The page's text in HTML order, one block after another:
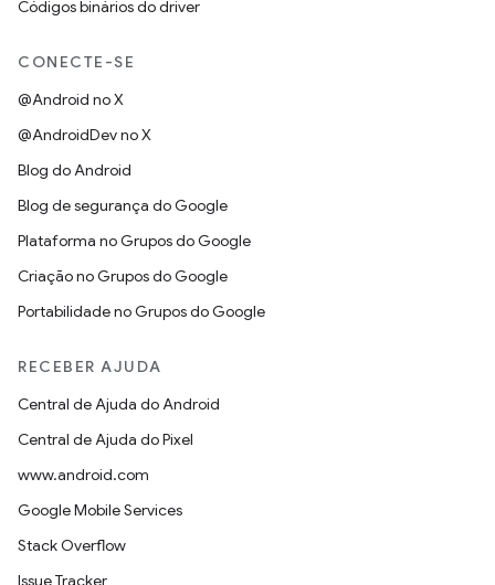
Códigos binários do driver
CONECTE-SE
@Android no X
@AndroidDev no X
Blog do Android
Blog de segurança do Google
Plataforma no Grupos do Google
Criação no Grupos do Google
Portabilidade no Grupos do Google
RECEBER AJUDA
Central de Ajuda do Android
Central de Ajuda do Pixel
www.android.com
Google Mobile Services
Stack Overflow
Issue Tracker